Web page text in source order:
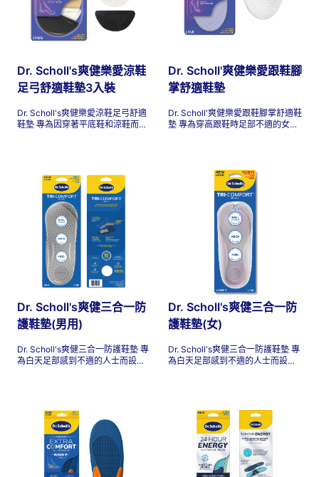
Dr. Scholl's爽健樂愛涼鞋
足弓舒適鞋墊3入裝
Dr. Scholl's爽健樂愛涼鞋足弓舒適
鞋墊 專為因穿著平底鞋和涼鞋而感
為了美觀而犧牲舒適，在您的日常
平底鞋和涼鞋中使用它們，以獲得
全天的舒適感並減少足弓不適。
Dr. Scholl'爽健樂愛跟鞋腳
掌舒適鞋墊
Dr. Scholl'爽健樂愛跟鞋腳掌舒適鞋
墊 專為穿高跟鞋時足部不適的女性
鞋子的不適。不用為了好看而犧牲
舒適，在高跟鞋和坡跟鞋中使用它
們，以獲得全天的舒適和保護。
Dr. Scholl's爽健三合一防
護鞋墊(男用)
Dr. Scholl's爽健三合一防護鞋墊 專
為白天足部感到不適的人士而設
Dr. Scholl's爽健三合一防
護鞋墊(女)
Dr. Scholl's爽健三合一防護鞋墊 專
為白天足部感到不適的人士而設